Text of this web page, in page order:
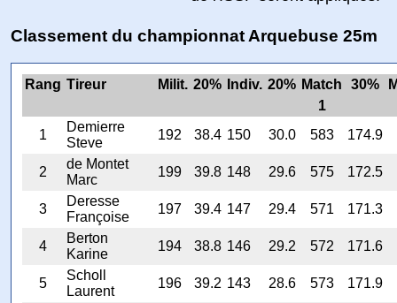
Classement du championnat Arquebuse 25m
Rang Tireur Milit. 20% Indiv. 20% Match 30%
1
1
Demierre
Steve
192 38.4 150 30.0 583 174.9
2
de Montet
Marc
199 39.8 148 29.6 575 172.5
3
Deresse
Françoise
197 39.4 147 29.4 571 171.3
4
Berton
Karine
194 38.8 146 29.2 572 171.6
5
Scholl
Laurent
196 39.2 143 28.6 573 171.9